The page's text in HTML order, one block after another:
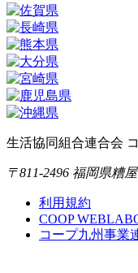
生活協同組合連合会
〒811-2496 福岡県糟
利用規約
COOP
コープ九州事業